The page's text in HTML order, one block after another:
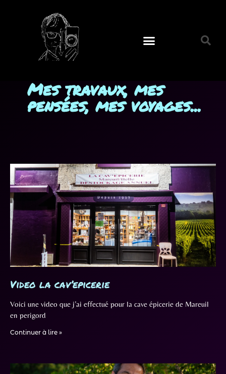
Mes travaux, mes
pensées, mes voyages...
Video la cav’epicerie
Voici une video que j’ai effectué pour la cave épicerie de Mareuil
en perigord
Continuer à lire »